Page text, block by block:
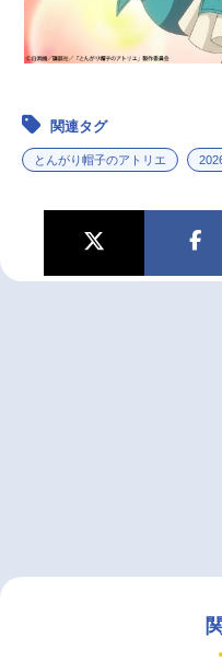
関連タグ
とんがり帽子のアトリエ